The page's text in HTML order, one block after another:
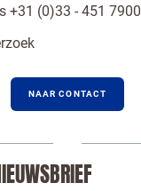
+31 (0)33 - 451 7900
NAAR CONTACT